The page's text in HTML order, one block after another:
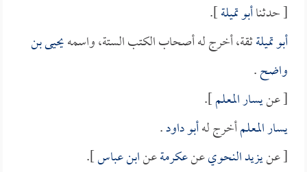
[ حدثناأبو تميلة].
أبو تميلةثقة، أخرج له أصحاب الكتب الستة، واسمهيحيى بن
واضح.
[ عنيسار المعلم].
يسار المعلمأخرج لهأبو داود.
[ عنيزيد النحويعنعكرمةعنابن عباس].